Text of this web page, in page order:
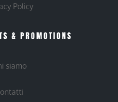
Policy
& PROMOTIONS
siamo